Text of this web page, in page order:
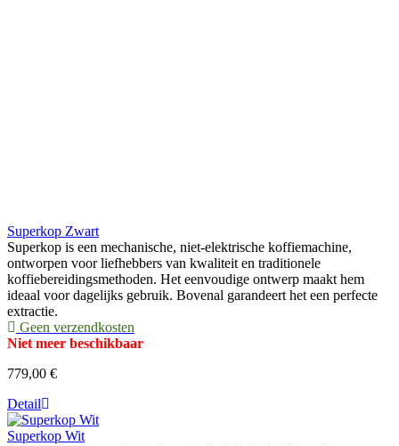
Superkop Zwart
Superkop is een mechanische, niet-elektrische koffiemachine,
ontworpen voor liefhebbers van kwaliteit en traditionele
koffiebereidingsmethoden. Het eenvoudige ontwerp maakt hem
ideaal voor dagelijks gebruik. Bovenal garandeert het een perfecte
extractie.
Geen verzendkosten
Niet meer beschikbaar
779,00 €
Detail
Superkop Wit